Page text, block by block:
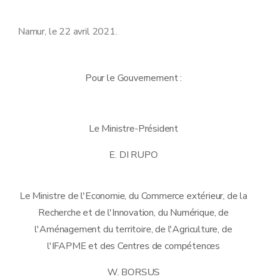
Namur, le 22 avril 2021.
Pour le Gouvernement :
Le Ministre-Président
E. DI RUPO
Le Ministre de l'Economie, du Commerce extérieur, de la
Recherche et de l'Innovation, du Numérique, de
l'Aménagement du territoire, de l'Agriculture, de
l'IFAPME et des Centres de compétences
W. BORSUS